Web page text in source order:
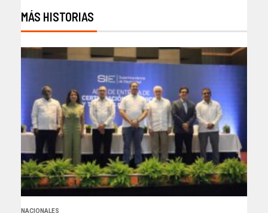
MÁS HISTORIAS
NACIONALES